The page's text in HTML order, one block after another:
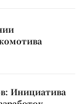
Инициатива